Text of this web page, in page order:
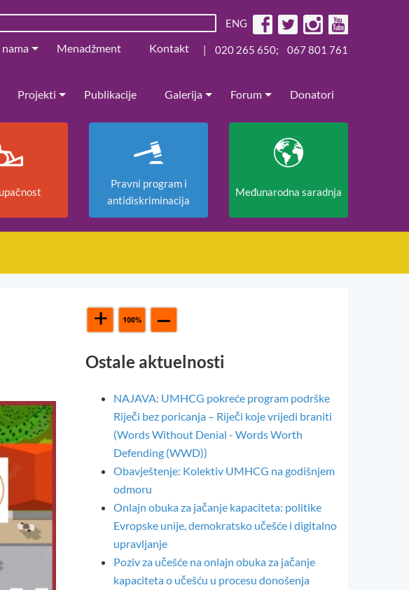
ENG
Menadžment Kontakt | 020 265 650; 067 801 761
Projekti Publikacije Galerija Forum Donatori
Pravni program i
antidiskriminacija
Međunarodna saradnja
Ostale aktuelnosti
NAJAVA: UMHCG pokreće program podrške
Riječi bez poricanja – Riječi koje vrijedi braniti
(Words Without Denial - Words Worth
Defending (WWD))
Obavještenje: Kolektiv UMHCG na godišnjem
odmoru
Onlajn obuka za jačanje kapaciteta: politike
Evropske unije, demokratsko učešće i digitalno
upravljanje
Poziv za učešće na onlajn obuka za jačanje
kapaciteta o učešću u procesu donošenja